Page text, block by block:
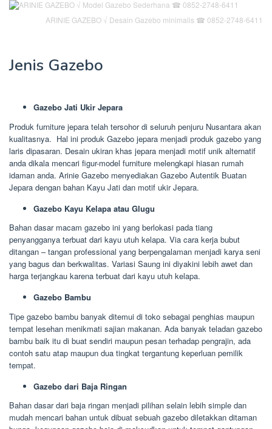
ARINIE GAZEBO √ Desain Gazebo minimalis ☎ 0852-2748-6411
Jenis Gazebo
Gazebo Jati Ukir Jepara
Produk furniture jepara telah tersohor di seluruh penjuru Nusantara akan
kualitasnya. Hal ini produk Gazebo jepara menjadi produk gazebo yang
laris dipasaran. Desain ukiran khas jepara menjadi motif unik alternatif
anda dikala mencari figur-model furniture melengkapi hiasan rumah
idaman anda. Arinie Gazebo menyediakan Gazebo Autentik Buatan
Jepara dengan bahan Kayu Jati dan motif ukir Jepara.
Gazebo Kayu Kelapa atau Glugu
Bahan dasar macam gazebo ini yang berlokasi pada tiang
penyangganya terbuat dari kayu utuh kelapa. Via cara kerja bubut
ditangan – tangan professional yang berpengalaman menjadi karya seni
yang bagus dan berkwalitas. Variasi Saung ini diyakini lebih awet dan
harga terjangkau karena terbuat dari kayu utuh kelapa.
Gazebo Bambu
Tipe gazebo bambu banyak ditemui di toko sebagai penghias maupun
tempat lesehan menikmati sajian makanan. Ada banyak teladan gazebo
bambu baik itu di buat sendiri maupun pesan terhadap pengrajin, ada
contoh satu atap maupun dua tingkat tergantung keperluan pemilik
tempat.
Gazebo dari Baja Ringan
Bahan dasar dari baja ringan menjadi pilihan selain lebih simple dan
mudah mencari bahan untuk dibuat sebuah gazebo diletakkan ditaman